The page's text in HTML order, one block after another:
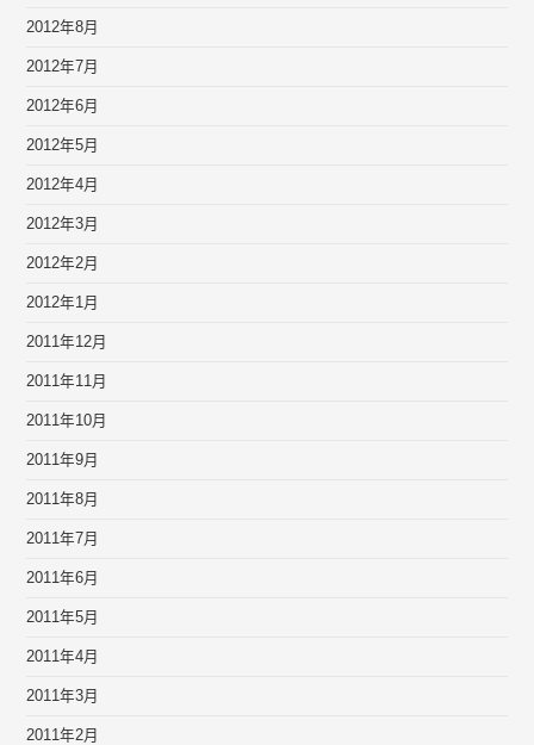
2012年8月
2012年7月
2012年6月
2012年5月
2012年4月
2012年3月
2012年2月
2012年1月
2011年12月
2011年11月
2011年10月
2011年9月
2011年8月
2011年7月
2011年6月
2011年5月
2011年4月
2011年3月
2011年2月